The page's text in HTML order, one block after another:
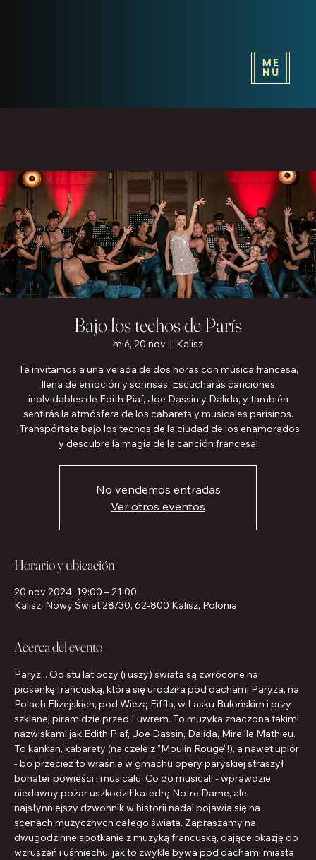
Bajo los techos de París
mié, 20 nov
  |
Kalisz
Te invitamos a una velada de dos horas con música francesa,
llena de emoción y sonrisas. Escucharás canciones
inolvidables de Edith Piaf, Joe Dassin y Dalida, y también
sentirás la atmósfera de los cabarets y musicales parisinos.
¡Transpórtate bajo los techos de la ciudad de los enamorados
y descubre la magia de la canción francesa!
No vendemos entradas
Ver otros eventos
Horario y ubicación
20 nov 2024, 19:00 – 21:00
Kalisz, Nowy Świat 28/30, 62-800 Kalisz, Polonia
Acerca del evento
Paryż... Od stu lat oczy (i uszy) świata są zwrócone na
piosenkę francuską, która się urodziła pod dachami Paryża, na
Polach Elizejskich, pod Wieżą Eiffla, w Lasku Bulońskim i przy
szklanej piramidzie przed Luwrem. To muzyka znaczona takimi
nazwiskami jak Edith Piaf, Joe Dassin, Dalida, Mireille Mathieu.
To kankan, kabarety (na czele z "Moulin Rouge"!), a nawet upiór
- bo przecież to właśnie w gmachu opery paryskiej straszył
bohater powieści i musicalu. Co do musicali - wprawdzie
niedawny pożar uszkodził katedrę Notre Dame, ale
najsłynniejszy dzwonnik w historii nadal pojawia się na
scenach muzycznych całego świata. Zapraszamy na
dwugodzinne spotkanie z muzyką francuską, dające okazję do
wzruszeń i uśmiechu, jak to zwykle bywa pod dachami miasta